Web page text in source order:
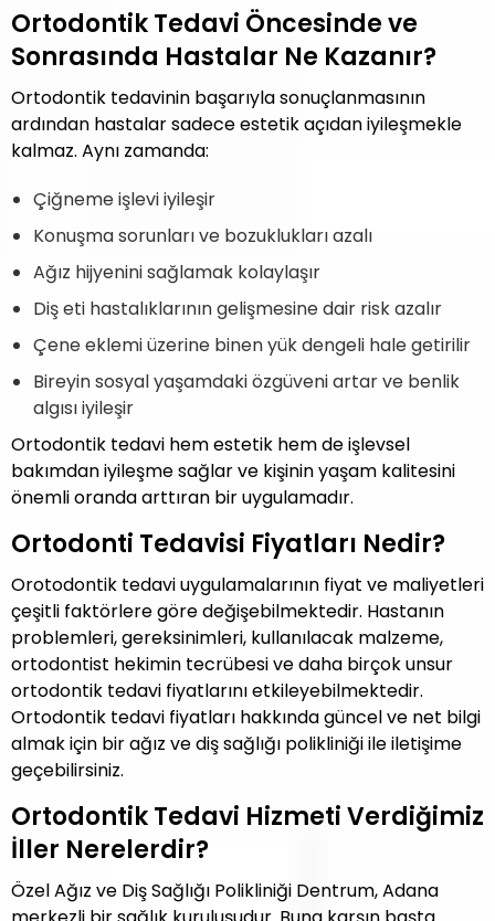
Ortodontik Tedavi Öncesinde ve
Sonrasında Hastalar Ne Kazanır?
Ortodontik tedavinin başarıyla sonuçlanmasının
ardından hastalar sadece estetik açıdan iyileşmekle
kalmaz. Aynı zamanda:
Çiğneme işlevi iyileşir
Konuşma sorunları ve bozuklukları azalı
Ağız hijyenini sağlamak kolaylaşır
Diş eti hastalıklarının gelişmesine dair risk azalır
Çene eklemi üzerine binen yük dengeli hale getirilir
Bireyin sosyal yaşamdaki özgüveni artar ve benlik
algısı iyileşir
Ortodontik tedavi hem estetik hem de işlevsel
bakımdan iyileşme sağlar ve kişinin yaşam kalitesini
önemli oranda arttıran bir uygulamadır.
Ortodonti Tedavisi Fiyatları Nedir?
Orotodontik tedavi uygulamalarının fiyat ve maliyetleri
çeşitli faktörlere göre değişebilmektedir. Hastanın
problemleri, gereksinimleri, kullanılacak malzeme,
ortodontist hekimin tecrübesi ve daha birçok unsur
ortodontik tedavi fiyatlarını etkileyebilmektedir.
Ortodontik tedavi fiyatları hakkında güncel ve net bilgi
almak için bir ağız ve diş sağlığı polikliniği ile iletişime
geçebilirsiniz.
Ortodontik Tedavi Hizmeti Verdiğimiz
İller Nerelerdir?
Özel Ağız ve Diş Sağlığı Polikliniği Dentrum, Adana